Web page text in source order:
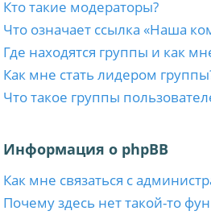
Кто такие модераторы?
Что означает ссылка «Наша
Где находятся группы и как
Как мне стать лидером
Что такое группы
Информация о phpBB
Как мне связаться с
Почему здесь нет такой-то